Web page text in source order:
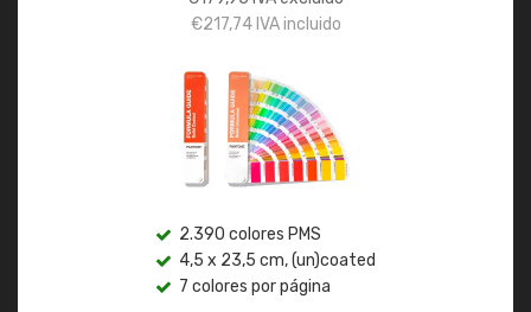
€217,74IVA incluido
2.390 colores PMS
4,5 x 23,5 cm, (un)coated
7 colores por página